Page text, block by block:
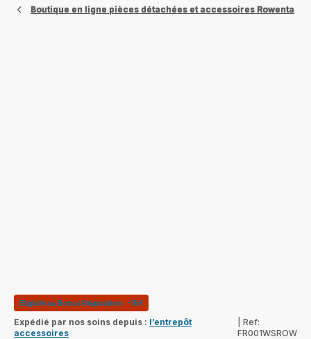
Boutique en ligne pièces détachées et accessoires Rowenta
Eligible au Bonus Réparation : -15€
Expédié par nos soins depuis : l’entrepôt
accessoires
Ref:
FR001WSROW